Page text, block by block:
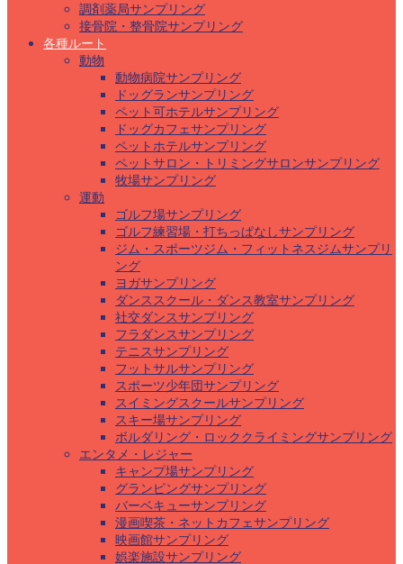
調剤薬局サンプリング
接骨院・整骨院サンプリング
各種ルート
動物
動物病院サンプリング
ドッグランサンプリング
ペット可ホテルサンプリング
ドッグカフェサンプリング
ペットホテルサンプリング
ペットサロン・トリミングサロンサンプリング
牧場サンプリング
運動
ゴルフ場サンプリング
ゴルフ練習場・打ちっぱなしサンプリング
ジム・スポーツジム・フィットネスジムサンプリ
ング
ヨガサンプリング
ダンススクール・ダンス教室サンプリング
社交ダンスサンプリング
フラダンスサンプリング
テニスサンプリング
フットサルサンプリング
スポーツ少年団サンプリング
スイミングスクールサンプリング
スキー場サンプリング
ボルダリング・ロッククライミングサンプリング
エンタメ・レジャー
キャンプ場サンプリング
グランピングサンプリング
バーベキューサンプリング
漫画喫茶・ネットカフェサンプリング
映画館サンプリング
娯楽施設サンプリング